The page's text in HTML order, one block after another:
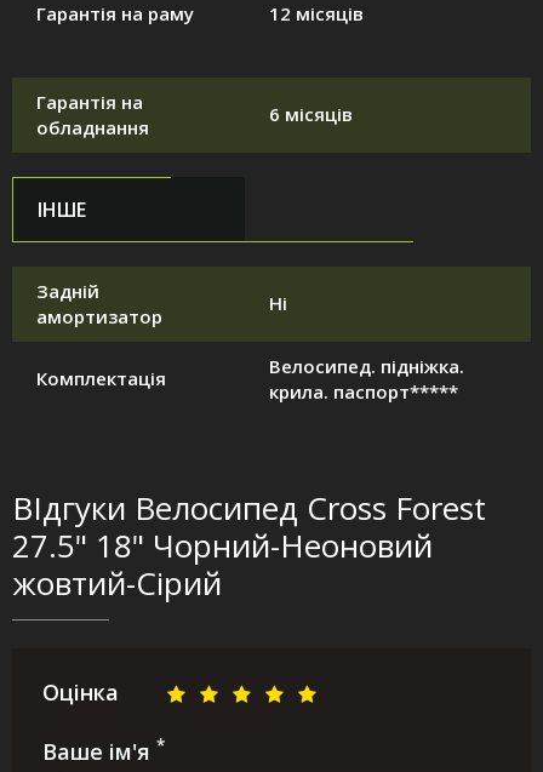
Гарантія на раму 12 місяців
Гарантія на
обладнання
6 місяців
ІНШЕ
Задній
амортизатор
Ні
Комплектація
Велосипед. підніжка.
крила. паспорт*****
ВІдгуки Велосипед Cross Forest
27.5" 18" Чорний-Неоновий
жовтий-Сірий
Оцінка
Ваше ім'я *